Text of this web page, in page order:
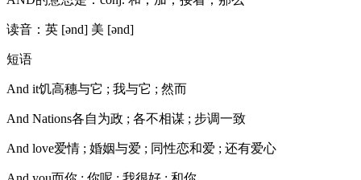
读音：英 [ənd] 美 [ənd]
短语
And it饥高穗与它 ; 我与它 ; 然而
And Nations各自为政 ; 各不相谋 ; 步调一致
And love爱情 ; 婚姻与爱 ; 同性恋和爱 ; 还有爱心